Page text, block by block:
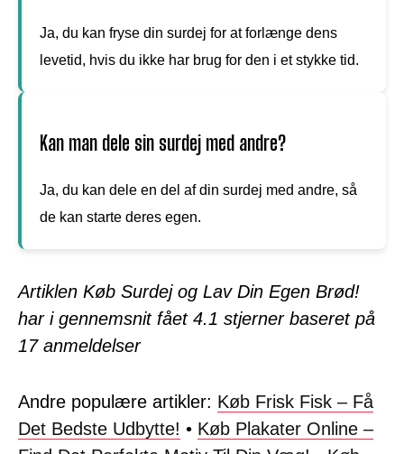
Ja, du kan fryse din surdej for at forlænge dens
levetid, hvis du ikke har brug for den i et stykke tid.
Kan man dele sin surdej med andre?
Ja, du kan dele en del af din surdej med andre, så
de kan starte deres egen.
Artiklen Køb Surdej og Lav Din Egen Brød!
har i gennemsnit fået 4.1 stjerner baseret på
17anmeldelser
Andre populære artikler: Køb Frisk Fisk – Få
Det Bedste Udbytte! • Køb Plakater Online –